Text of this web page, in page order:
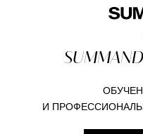
И